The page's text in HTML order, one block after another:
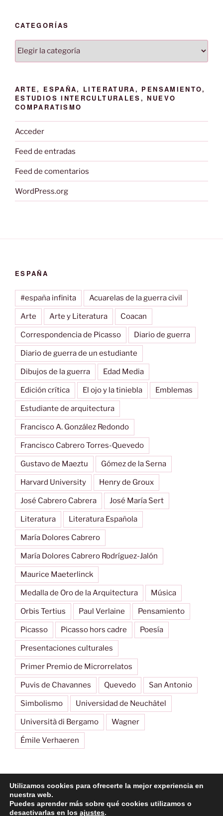
CATEGORÍAS
Categorías
ARTE, ESPAÑA, LITERATURA, PENSAMIENTO,
ESTUDIOS INTERCULTURALES, NUEVO
COMPARATISMO
Acceder
Feed de entradas
Feed de comentarios
WordPress.org
ESPAÑA
#españa infinita Acuarelas de la guerra civil
Arte Arte y Literatura Coacan
Correspondencia de Picasso Diario de guerra
Diario de guerra de un estudiante
Dibujos de la guerra Edad Media
Edición crítica El ojo y la tiniebla Emblemas
Estudiante de arquitectura
Francisco A. González Redondo
Francisco Cabrero Torres-Quevedo
Gustavo de Maeztu Gómez de la Serna
Harvard University Henry de Groux
José Cabrero Cabrera José María Sert
Literatura Literatura Española
María Dolores Cabrero
María Dolores Cabrero Rodríguez-Jalón
Maurice Maeterlinck
Medalla de Oro de la Arquitectura Música
Orbis Tertius Paul Verlaine Pensamiento
Picasso Picasso hors cadre Poesía
Presentaciones culturales
Primer Premio de Microrrelatos
Puvis de Chavannes Quevedo San Antonio
Simbolismo Universidad de Neuchâtel
Università di Bergamo Wagner
Émile Verhaeren
Imagen
Utilizamos cookies para ofrecerte la mejor experiencia en
nuestra web.
Puedes aprender más sobre qué cookies utilizamos o
desactivarlas en los ajustes.